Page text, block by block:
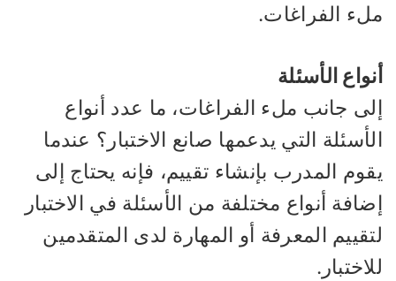
الفراغات.
الأسئلة
جانب ملء الفراغات، ما عدد أنواع
التي يدعمها صانع الاختبار؟ عندما
المدرب بإنشاء تقييم، فإنه يحتاج إلى
أنواع مختلفة من الأسئلة في الاختبار
المعرفة أو المهارة لدى المتقدمين